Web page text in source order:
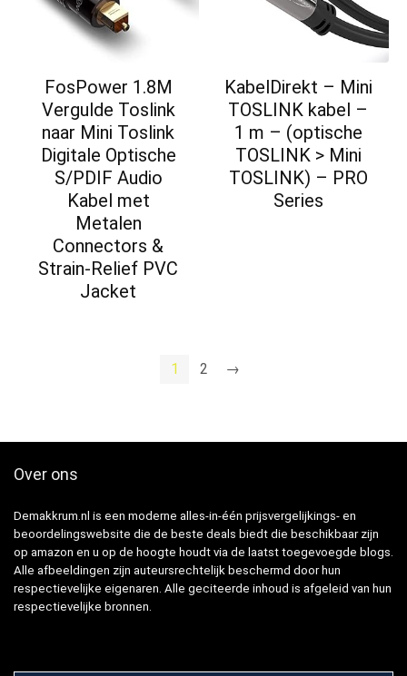
FosPower 1.8M
Vergulde Toslink
naar Mini Toslink
Digitale Optische
S/PDIF Audio
Kabel met
Metalen
Connectors &
Strain-Relief PVC
Jacket
KabelDirekt – Mini
TOSLINK kabel –
1 m – (optische
TOSLINK > Mini
TOSLINK) – PRO
Series
1 2 →
Over ons
Demakkrum.nl is een moderne alles-in-één prijsvergelijkings- en
beoordelingswebsite die de beste deals biedt die beschikbaar zijn
op amazon en u op de hoogte houdt via de laatst toegevoegde blogs.
Alle afbeeldingen zijn auteursrechtelijk beschermd door hun
respectievelijke eigenaren. Alle geciteerde inhoud is afgeleid van hun
respectievelijke bronnen.